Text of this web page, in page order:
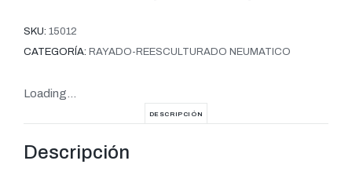
SKU: 15012
CATEGORÍA: RAYADO-REESCULTURADO NEUMATICO
Loading...
DESCRIPCIÓN
Descripción